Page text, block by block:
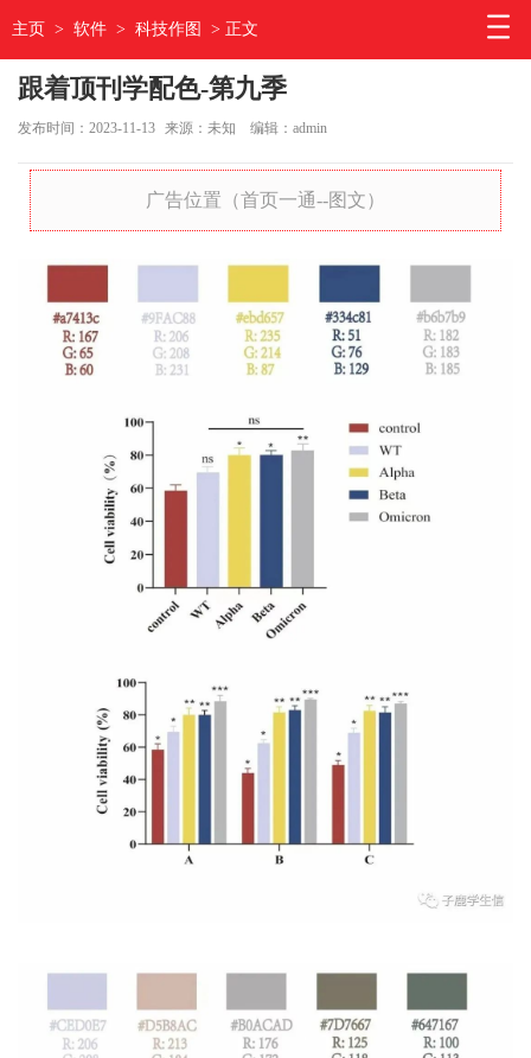
主页 > 软件 > 科技作图 > 正文
跟着顶刊学配色-第九季
发布时间：2023-11-13 来源：未知 编辑：admin
广告位置（首页一通--图文）